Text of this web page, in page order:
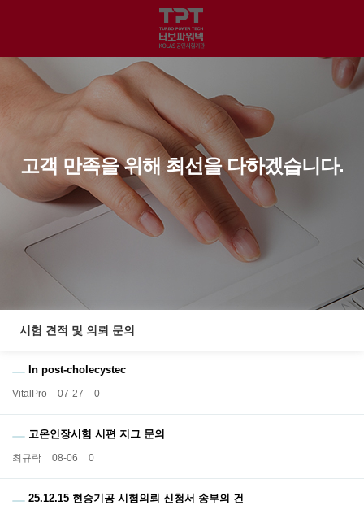
고객 만족을 위해 최선을 다하겠습니다.
시험 견적 및 의뢰 문의
In post-cholecystec
VitalPro 07-27 0
고온인장시험 시편 지그 문의
최규락 08-06 0
25.12.15 현승기공 시험의뢰 신청서 송부의 건